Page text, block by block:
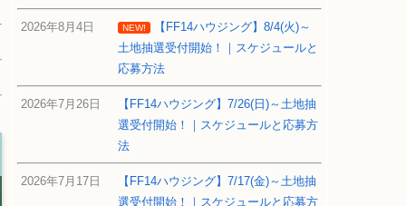
2026年8月4日 NEW!
【FF14ハウジング】8/4(火)～
土地抽選受付開始！｜スケジュールと
応募方法
2026年7月26日
【FF14ハウジング】7/26(日)～土地抽
選受付開始！｜スケジュールと応募方
法
2026年7月17日
【FF14ハウジング】7/17(金)～土地抽
選受付開始！｜スケジュールと応募方